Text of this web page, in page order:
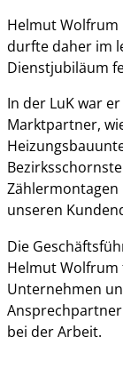
Helmut Wolfrum
durfte daher im
Dienstjubiläum
In der LuK war
Marktpartner,
unseren
Die
Helmut Wolfrum
Unternehmen
bei der Arbeit.